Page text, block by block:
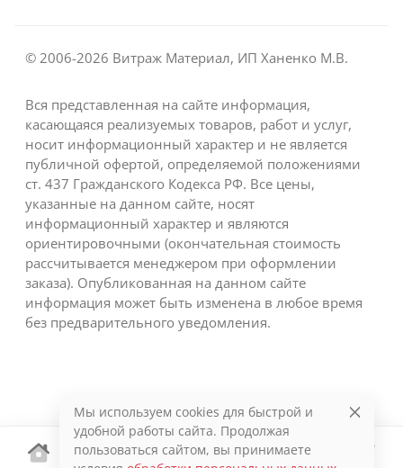
© 2006-2026 Витраж Материал, ИП Ханенко М.В.
Вся представленная на сайте информация,
касающаяся реализуемых товаров, работ и услуг,
носит информационный характер и не является
публичной офертой, определяемой положениями
ст. 437 Гражданского Кодекса РФ. Все цены,
указанные на данном сайте, носят
информационный характер и являются
ориентировочными (окончательная стоимость
рассчитывается менеджером при оформлении
заказа). Опубликованная на данном сайте
информация может быть изменена в любое время
без предварительного уведомления.
Мы используем cookies для быстрой и
удобной работы сайта. Продолжая
пользоваться сайтом, вы принимаете